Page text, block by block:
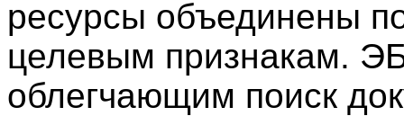
ресурсы объединены
целевым признакам.
облегчающим поиск